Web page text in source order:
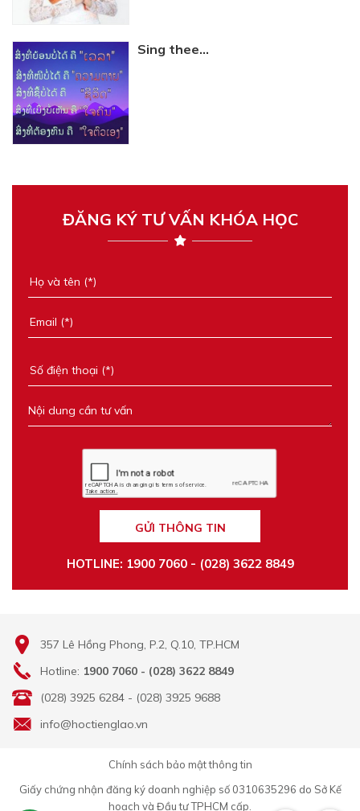
Sing thee...
ĐĂNG KÝ TƯ VẤN KHÓA HỌC
GỬI THÔNG TIN
HOTLINE: 1900 7060 - (028) 3622 8849
357 Lê Hồng Phong, P.2, Q.10, TP.HCM
Hotline: 1900 7060 - (028) 3622 8849
(028) 3925 6284 - (028) 3925 9688
info@hoctienglao.vn
Chính sách bảo mật thông tin
Giấy chứng nhận đăng ký doanh nghiệp số 0310635296 do Sở Kế
hoạch và Đầu tư TPHCM cấp.